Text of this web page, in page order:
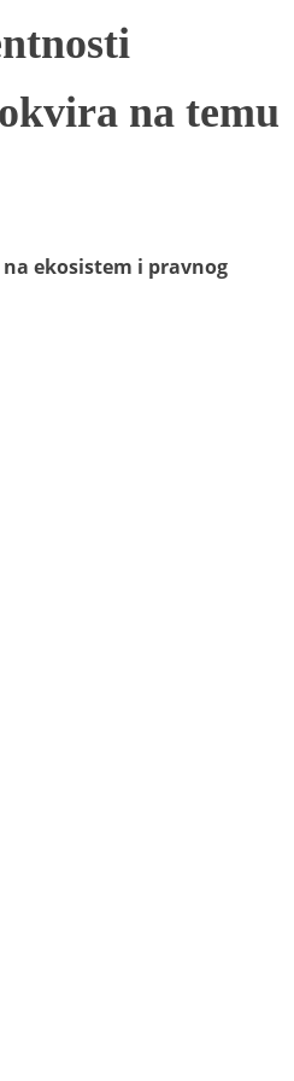
na temu
ekosistem i pravnog